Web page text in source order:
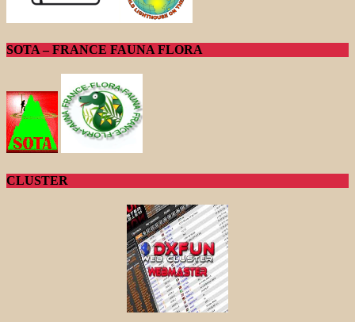
SOTA – FRANCE FAUNA FLORA
CLUSTER